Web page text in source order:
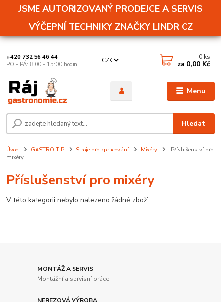
JSME AUTORIZOVANÝ PRODEJCE A SERVIS
VÝČEPNÍ TECHNIKY ZNAČKY LINDR CZ
Menu
CZK
Hledat
+420 732 56 46 44
PO - PÁ: 8:00 - 15:00 hodin
0 ks
za 0,00 Kč
Úvod GASTRO TIP Stroje pro zpracování Mixéry
Příslušenství pro
mixéry
Příslušenství pro mixéry
V této kategorii nebylo nalezeno žádné zboží.
MONTÁŽ A SERVIS
Montážní a servisní práce.
NEREZOVÁ VÝROBA